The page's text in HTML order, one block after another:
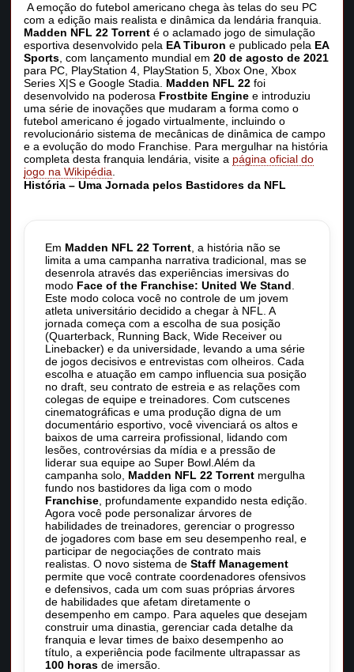
A emoção do futebol americano chega às telas do seu PC
com a edição mais realista e dinâmica da lendária franquia.
Madden NFL 22 Torrent é o aclamado jogo de simulação
esportiva desenvolvido pela EA Tiburon e publicado pela EA
Sports , com lançamento mundial em20 de agosto de 2021
para PC, PlayStation 4, PlayStation 5, Xbox One, Xbox
Series X|S e Google Stadia. Madden NFL 22 foi
desenvolvido na poderosa Frostbite Engine e introduziu
uma série de inovações que mudaram a forma como o
futebol americano é jogado virtualmente, incluindo o
revolucionário sistema de mecânicas de dinâmica de campo
e a evolução do modo Franchise. Para mergulhar na história
completa desta franquia lendária, visite a página oficial do
jogo na Wikipédia
História – Uma Jornada pelos Bastidores da NFL
Em Madden NFL 22 Torrent , a história não se
limita a uma campanha narrativa tradicional, mas se
desenrola através das experiências imersivas do
modo Face of the Franchise: United We Stand
Este modo coloca você no controle de um jovem
atleta universitário decidido a chegar à NFL. A
jornada começa com a escolha de sua posição
(Quarterback, Running Back, Wide Receiver ou
Linebacker) e da universidade, levando a uma série
de jogos decisivos e entrevistas com olheiros. Cada
escolha e atuação em campo influencia sua posição
no draft, seu contrato de estreia e as relações com
colegas de equipe e treinadores. Com cutscenes
cinematográficas e uma produção digna de um
documentário esportivo, você vivenciará os altos e
baixos de uma carreira profissional, lidando com
lesões, controvérsias da mídia e a pressão de
liderar sua equipe ao Super Bowl.Além da
campanha solo, Madden NFL 22 Torrent mergulha
fundo nos bastidores da liga com o modo
Franchise , profundamente expandido nesta edição.
Agora você pode personalizar árvores de
habilidades de treinadores, gerenciar o progresso
de jogadores com base em seu desempenho real, e
participar de negociações de contrato mais
realistas. O novo sistema deStaff Management
permite que você contrate coordenadores ofensivos
e defensivos, cada um com suas próprias árvores
de habilidades que afetam diretamente o
desempenho em campo. Para aqueles que desejam
construir uma dinastia, gerenciar cada detalhe da
franquia e levar times de baixo desempenho ao
título, a experiência pode facilmente ultrapassar as
100 horas de imersão.